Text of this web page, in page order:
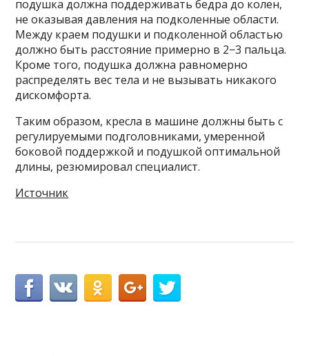
подушка должна поддерживать бедра до колен,
не оказывая давления на подколенные области.
Между краем подушки и подколенной областью
должно быть расстояние примерно в 2−3 пальца.
Кроме того, подушка должна равномерно
распределять вес тела и не вызывать никакого
дискомфорта.
Таким образом, кресла в машине должны быть с
регулируемыми подголовниками, умеренной
боковой поддержкой и подушкой оптимальной
длины, резюмировал специалист.
Источник